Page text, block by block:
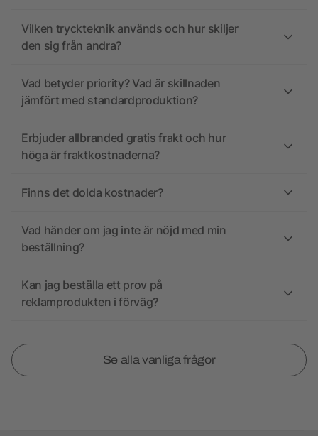
Vilken tryckteknik används och hur skiljer
den sig från andra?
Vad betyder priority? Vad är skillnaden
jämfört med standardproduktion?
Erbjuder allbranded gratis frakt och hur
höga är fraktkostnaderna?
Finns det dolda kostnader?
Vad händer om jag inte är nöjd med min
beställning?
Kan jag beställa ett prov på
reklamprodukten i förväg?
Se alla vanliga frågor